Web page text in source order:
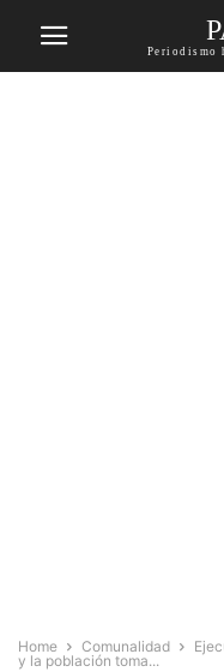
Periodismo
Home Comunalidad
y la población toma...